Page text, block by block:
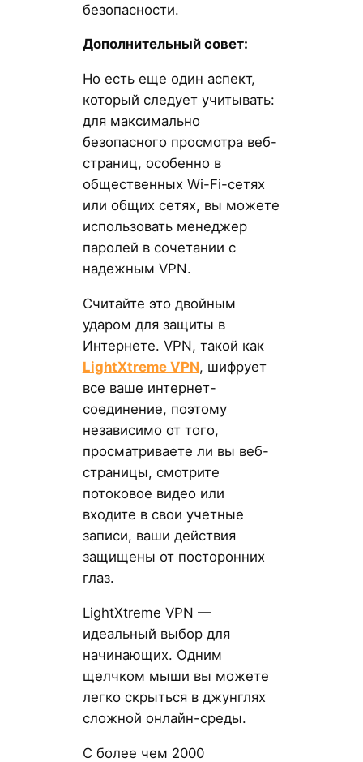
безопасности.
Дополнительный совет:
Но есть еще один аспект,
который следует учитывать:
для максимально
безопасного просмотра веб-
страниц, особенно в
общественных Wi-Fi-сетях
или общих сетях, вы можете
использовать менеджер
паролей в сочетании с
надежным VPN.
Считайте это двойным
ударом для защиты в
Интернете. VPN, такой как
LightXtreme VPN, шифрует
все ваше интернет-
соединение, поэтому
независимо от того,
просматриваете ли вы веб-
страницы, смотрите
потоковое видео или
входите в свои учетные
записи, ваши действия
защищены от посторонних
глаз.
LightXtreme VPN —
идеальный выбор для
начинающих. Одним
щелчком мыши вы можете
легко скрыться в джунглях
сложной онлайн-среды.
С более чем 2000